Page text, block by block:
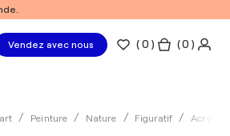
Vendez avec nous (0 ) ( 0 )
Peinture Nature Figuratif